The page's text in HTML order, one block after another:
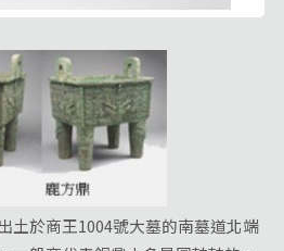
於商王1004號大墓的南墓道北端